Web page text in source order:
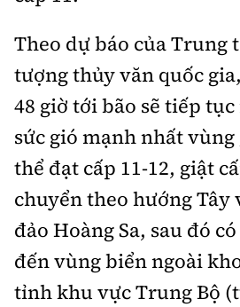
Tổng biên tập:
Phó Tổng biên tập:Nguyễn Sơn
Nguyễn Đức Thắng, La Đức Hùng
Hotline:
0901 514 799
Quảng cáo và Phát
0915 057 282
Email:
bandoc@baoxaydung.vn
Cấm sao chép dưới mọi hình
chấp thuận bằng văn bản.
Theo dự báo của Trung
tượng thủy văn quốc
48 giờ tới bão sẽ tiếp
sức gió mạnh nhất vùng
thể đạt cấp 11-12, giật
chuyển theo hướng Tây
đảo Hoàng Sa, sau đó
đến vùng biển ngoài
tỉnh khu vực Trung Bộ